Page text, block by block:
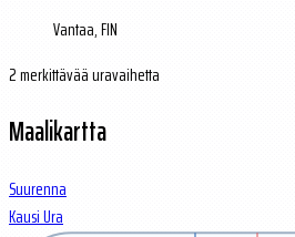
Vantaa, FIN
2 merkittävää uravaihetta
Maalikartta
Suurenna
KausiUra